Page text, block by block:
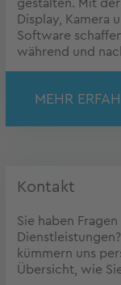
gestalten. Mit
Display, Kamera
Software
während und
MEHR
Kontakt
Sie haben
kümmern uns
Übersicht, wie